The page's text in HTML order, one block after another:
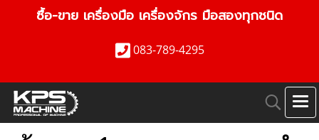
ซื้อ-ขาย เครื่องมือ เครื่องจักร มือสองทุกชนิด
083-789-4295